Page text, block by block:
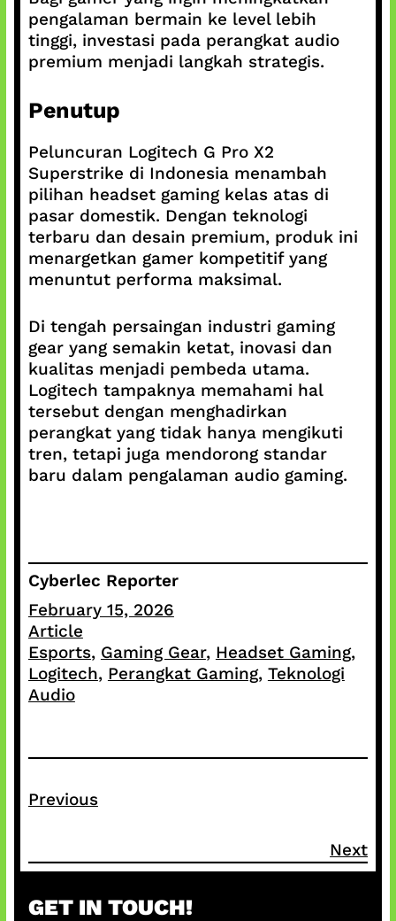
pengalaman bermain ke level lebih
tinggi, investasi pada perangkat audio
premium menjadi langkah strategis.
Penutup
Peluncuran Logitech G Pro X2
Superstrike di Indonesia menambah
pilihan headset gaming kelas atas di
pasar domestik. Dengan teknologi
terbaru dan desain premium, produk ini
menargetkan gamer kompetitif yang
menuntut performa maksimal.
Di tengah persaingan industri gaming
gear yang semakin ketat, inovasi dan
kualitas menjadi pembeda utama.
Logitech tampaknya memahami hal
tersebut dengan menghadirkan
perangkat yang tidak hanya mengikuti
tren, tetapi juga mendorong standar
baru dalam pengalaman audio gaming.
Cyberlec Reporter
February 15, 2026
Article
Esports, Gaming Gear, Headset Gaming ,
Logitech, Perangkat Gaming, Teknologi
Audio
Previous
Next
GET IN TOUCH!